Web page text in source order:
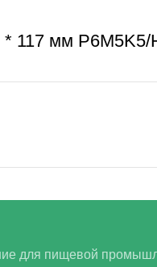
117 мм P6M5K5/
для пищевой